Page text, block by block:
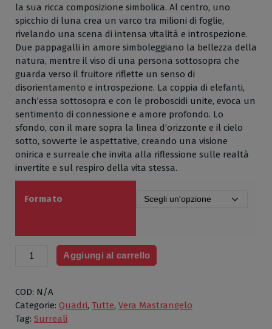
la sua ricca composizione simbolica. Al centro, uno
spicchio di luna crea un varco tra milioni di foglie,
rivelando una scena di intensa vitalità e introspezione.
Due pappagalli in amore simboleggiano la bellezza della
natura, mentre il viso di una persona sottosopra che
guarda verso il fruitore riflette un senso di
disorientamento e introspezione. La coppia di elefanti,
anch’essa sottosopra e con le proboscidi unite, evoca un
sentimento di connessione e amore profondo. Lo
sfondo, con il mare sopra la linea d’orizzonte e il cielo
sotto, sovverte le aspettative, creando una visione
onirica e surreale che invita alla riflessione sulle realtà
invertite e sul respiro della vita stessa.
Formato
di
Vera
Mastrangelo,
Aggiungi al carrello
COD: N/A
Categorie: Quadri, Tutte, Vera Mastrangelo
Tag: Surreali